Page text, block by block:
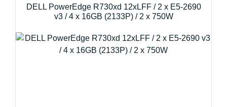
DELL PowerEdge R730xd 12xLFF / 2 x E5-2690
v3 / 4 x 16GB (2133P) / 2 x 750W